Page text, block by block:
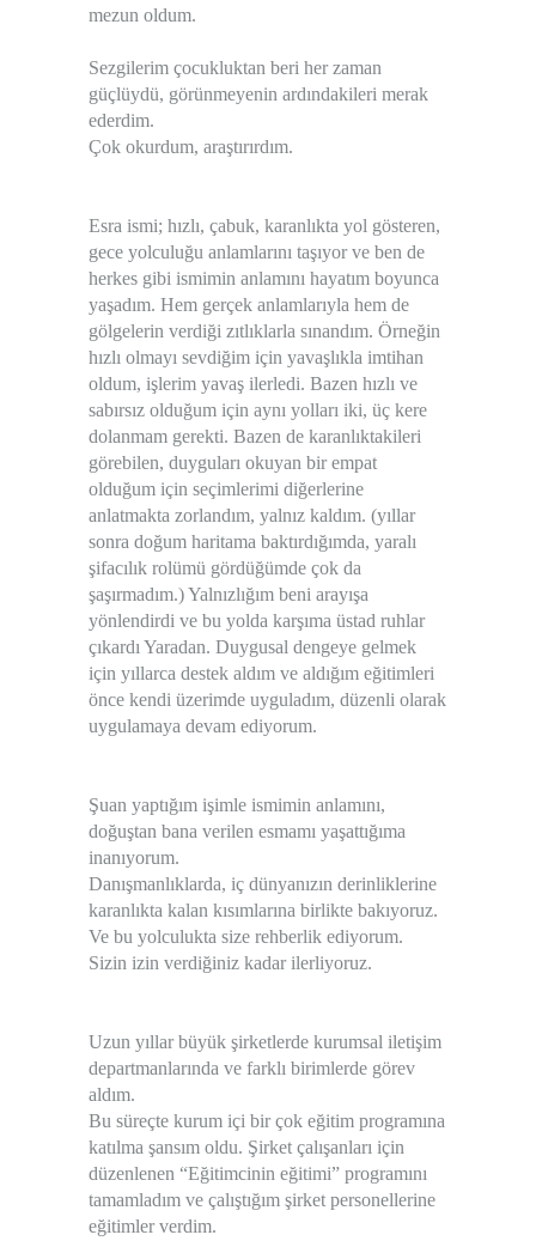
mezun oldum.
Sezgilerim çocukluktan beri her zaman
güçlüydü, görünmeyenin ardındakileri merak
ederdim.
Çok okurdum, araştırırdım.
Esra ismi; hızlı, çabuk, karanlıkta yol gösteren,
gece yolculuğu anlamlarını taşıyor ve ben de
herkes gibi ismimin anlamını hayatım boyunca
yaşadım. Hem gerçek anlamlarıyla hem de
gölgelerin verdiği zıtlıklarla sınandım. Örneğin
hızlı olmayı sevdiğim için yavaşlıkla imtihan
oldum, işlerim yavaş ilerledi. Bazen hızlı ve
sabırsız olduğum için aynı yolları iki, üç kere
dolanmam gerekti. Bazen de karanlıktakileri
görebilen, duyguları okuyan bir empat
olduğum için seçimlerimi diğerlerine
anlatmakta zorlandım, yalnız kaldım. (yıllar
sonra doğum haritama baktırdığımda, yaralı
şifacılık rolümü gördüğümde çok da
şaşırmadım.) Yalnızlığım beni arayışa
yönlendirdi ve bu yolda karşıma üstad ruhlar
çıkardı Yaradan. Duygusal dengeye gelmek
için yıllarca destek aldım ve aldığım eğitimleri
önce kendi üzerimde uyguladım, düzenli olarak
uygulamaya devam ediyorum.
Şuan yaptığım işimle ismimin anlamını,
doğuştan bana verilen esmamı yaşattığıma
inanıyorum.
Danışmanlıklarda, iç dünyanızın derinliklerine
karanlıkta kalan kısımlarına birlikte bakıyoruz.
Ve bu yolculukta size rehberlik ediyorum.
Sizin izin verdiğiniz kadar ilerliyoruz.
Uzun yıllar büyük şirketlerde kurumsal iletişim
departmanlarında ve farklı birimlerde görev
aldım.
Bu süreçte kurum içi bir çok eğitim programına
katılma şansım oldu. Şirket çalışanları için
düzenlenen “Eğitimcinin eğitimi” programını
tamamladım ve çalıştığım şirket personellerine
eğitimler verdim.